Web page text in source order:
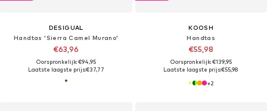
DESIGUAL
Handtas 'Sierra Camel Murano'
€63,96
Oorspronkelijk: €94,95
Laatste laagste prijs:€37,77
KOOSH
Handtas
€55,98
Oorspronkelijk: €139,95
Laatste laagste prijs:€55,98
+2